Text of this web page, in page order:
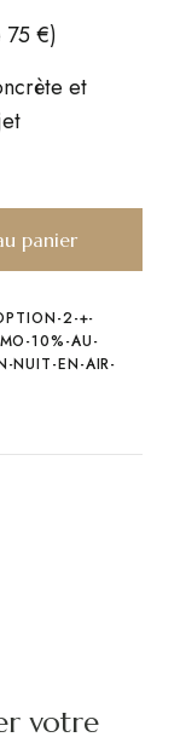
€)
et
panier
2-+-
10%-AU-
NUIT-EN-AIR-
votre